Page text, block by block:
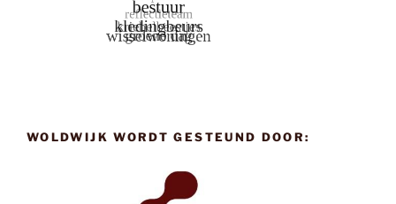
WOLDWIJK WORDT GESTEUND DOOR: